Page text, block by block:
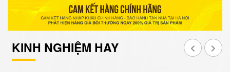
KINH NGHIỆM HAY